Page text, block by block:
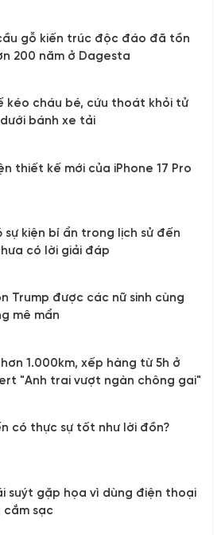
gỗ kiến trúc độc đáo đã tồn
200 năm ở Dagesta
kéo cháu bé, cứu thoát khỏi tử
bánh xe tải
thiết kế mới của iPhone 17 Pro
sự kiện bí ẩn trong lịch sử đến
có lời giải đáp
Trump được các nữ sinh cùng
mê mẩn
1.000km, xếp hàng từ 5h ở
"Anh trai vượt ngàn chông gai"
có thực sự tốt như lời đồn?
suýt gặp họa vì dùng điện thoại
cắm sạc